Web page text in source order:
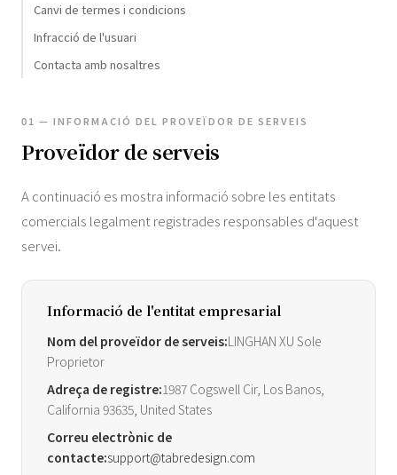
Canvi de termes i condicions
Infracció de l'usuari
Contacta amb nosaltres
01 — INFORMACIÓ DEL PROVEÏDOR DE SERVEIS
Proveïdor de serveis
A continuació es mostra informació sobre les entitats
comercials legalment registrades responsables d'aquest
servei.
Informació de l'entitat empresarial
Nom del proveïdor de serveis:LINGHAN XU Sole
Proprietor
Adreça de registre:1987 Cogswell Cir, Los Banos,
California 93635, United States
Correu electrònic de
contacte:support@tabredesign.com